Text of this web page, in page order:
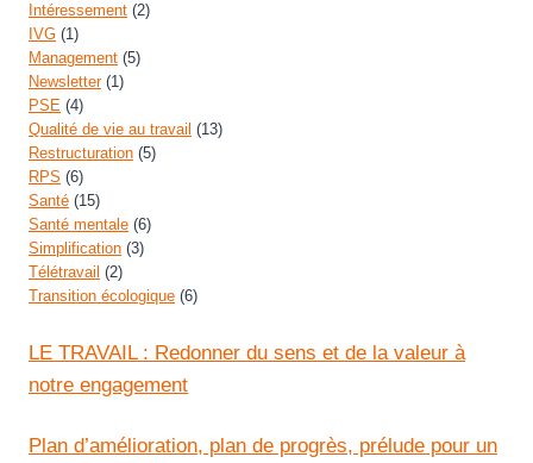
Intéressement (2)
IVG (1)
Management (5)
Newsletter(1)
PSE (4)
Qualité de vie au travail (13)
Restructuration (5)
RPS (6)
Santé (15)
Santé mentale (6)
Simplification (3)
Télétravail (2)
Transition écologique (6)
LE TRAVAIL : Redonner du sens et de la valeur à
notre engagement
Plan d’amélioration, plan de progrès, prélude pour un